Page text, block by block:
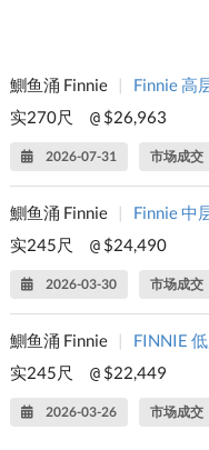
鰂鱼涌 Finnie |
Finnie 高
实270尺
@ $26,963
2026-07-31 市场成交
鰂鱼涌 Finnie |
Finnie 中
实245尺
@ $24,490
2026-03-30 市场成交
鰂鱼涌 Finnie |
FINNIE
实245尺
@ $22,449
2026-03-26 市场成交